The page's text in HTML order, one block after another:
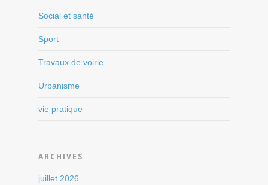
Social et santé
Sport
Travaux de voirie
Urbanisme
vie pratique
ARCHIVES
juillet 2026